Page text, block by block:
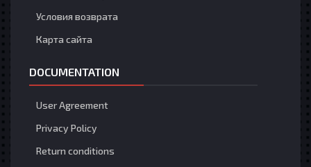
Условия возврата
Карта сайта
DOCUMENTATION
User Agreement
Privacy Policy
Return conditions